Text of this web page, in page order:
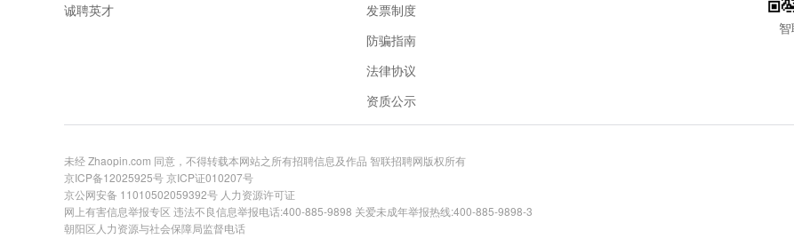
诚聘英才
发票制度
防骗指南
法律协议
资质公示
未经 Zhaopin.com 同意，不得转载本网站之所有招聘信息及作品 智联招聘网版权所有
京ICP备12025925号京ICP证010207号
京公网安备 11010502059392号 人力资源许可证
网上有害信息举报专区 违法不良信息举报电话:400-885-9898 关爱未成年举报热线:400-885-9898-3
朝阳区人力资源与社会保障局监督电话